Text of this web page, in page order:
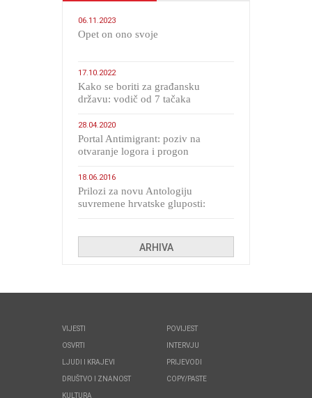
06.11.2023
​Opet on ono svoje
17.10.2022
Kako se boriti za građansku
državu: vodič od 7 tačaka
28.04.2020
Portal Antimigrant: poziv na
otvaranje logora i progon
18.06.2016
Prilozi za novu Antologiju
suvremene hrvatske gluposti:
ARHIVA
VIJESTI
OSVRTI
LJUDI I KRAJEVI
DRUŠTVO I ZNANOST
KULTURA
POVIJEST
INTERVJU
PRIJEVODI
COPY/PASTE